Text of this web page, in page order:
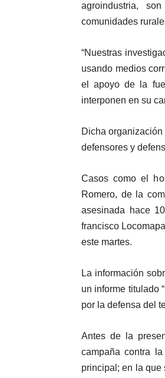
agroindustria,
comunidades
“Nuestras
usando medios
el apoyo de la
interponen en su
Dicha
defensores y
Casos como el
Romero, de la
asesinada hace
francisco
este martes.
La información
un informe titulado
por la defensa del
Antes de la
campaña contra
principal; en la que